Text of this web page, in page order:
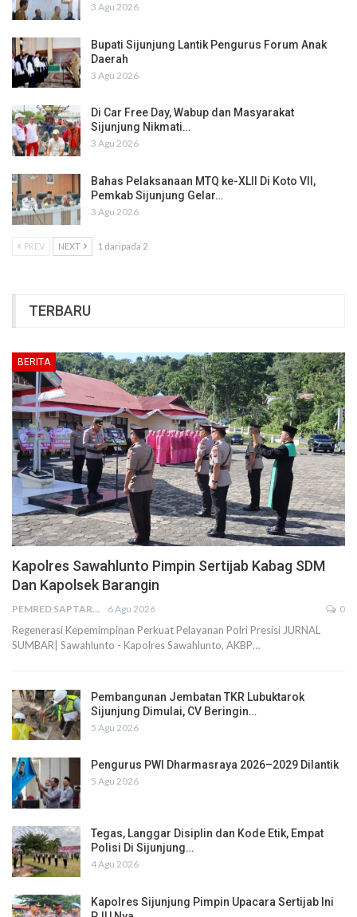
3 Agu 2026
Bupati Sijunjung Lantik Pengurus Forum Anak
Daerah
3 Agu 2026
Di Car Free Day, Wabup dan Masyarakat
Sijunjung Nikmati…
3 Agu 2026
Bahas Pelaksanaan MTQ ke-XLII Di Koto VII,
Pemkab Sijunjung Gelar…
3 Agu 2026
PREV NEXT 1 daripada 2
TERBARU
BERITA
Kapolres Sawahlunto Pimpin Sertijab Kabag SDM
Dan Kapolsek Barangin
PEMRED SAPTARIUS 6 Agu 2026 0
Regenerasi Kepemimpinan Perkuat Pelayanan Polri Presisi JURNAL
SUMBAR| Sawahlunto - Kapolres Sawahlunto, AKBP…
Pembangunan Jembatan TKR Lubuktarok
Sijunjung Dimulai, CV Beringin…
5 Agu 2026
Pengurus PWI Dharmasraya 2026–2029 Dilantik
5 Agu 2026
Tegas, Langgar Disiplin dan Kode Etik, Empat
Polisi Di Sijunjung…
4 Agu 2026
Kapolres Sijunjung Pimpin Upacara Sertijab Ini